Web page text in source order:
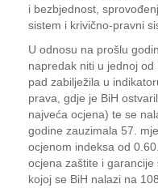
i bezbjednost,
sistem i krivično-pravni
U odnosu na prošlu
napredak niti u jednoj
pad zabilježila u
prava, gdje je BiH
najveća ocjena) te se
godine zauzimala 57.
ocjenom indeksa od
ocjena zaštite i
kojoj se BiH nalazi na